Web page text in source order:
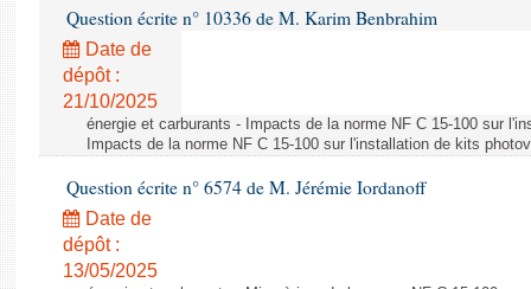
Question écrite n° 10336 de M. Karim Benbrahim
Date de
dépôt :
21/10/2025
énergie et carburants - Impacts de la norme NF C 15-100 sur
Impacts de la norme NF C 15-100 sur l'installation de kits
Question écrite n° 6574 de M. Jérémie Iordanoff
Date de
dépôt :
13/05/2025